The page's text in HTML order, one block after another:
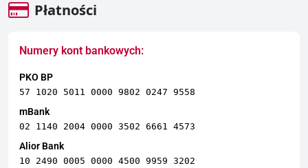
Płatności
Numery kont bankowych:
PKO BP
57 1020 5011 0000 9802 0247 9558
mBank
02 1140 2004 0000 3502 6661 4573
Alior Bank
10 2490 0005 0000 4500 9959 3202